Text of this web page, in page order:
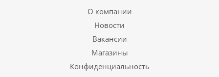
О компании
Новости
Вакансии
Магазины
Конфиденциальность